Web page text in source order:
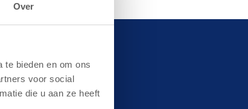
Over
te bieden en om ons
voor social
die u aan ze heeft
region
aan Zee